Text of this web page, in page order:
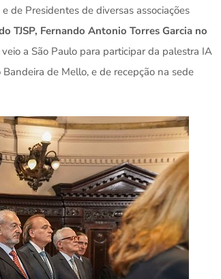
de Presidentes de diversas associações
TJSP, Fernando Antonio Torres Garcia no
a São Paulo para participar da palestra IA
de Mello, e de recepção na sede